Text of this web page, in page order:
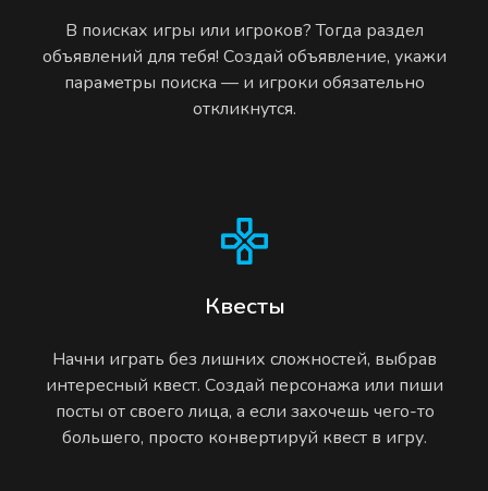
В поисках игры или игроков? Тогда раздел
объявлений для тебя! Создай объявление, укажи
параметры поиска — и игроки обязательно
откликнутся.
Квесты
Начни играть без лишних сложностей, выбрав
интересный квест. Создай персонажа или пиши
посты от своего лица, а если захочешь чего-то
большего, просто конвертируй квест в игру.